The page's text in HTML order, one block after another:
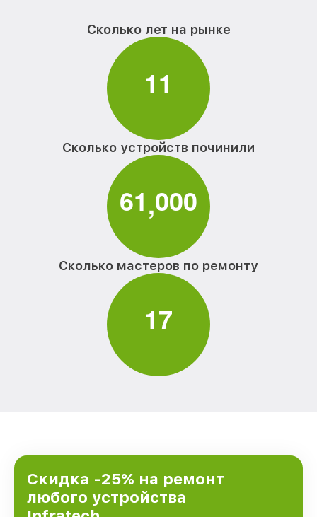
Сколько лет на рынке
11
Сколько устройств починили
61,000
Сколько мастеров по ремонту
17
Скидка -25% на ремонт
любого устройства